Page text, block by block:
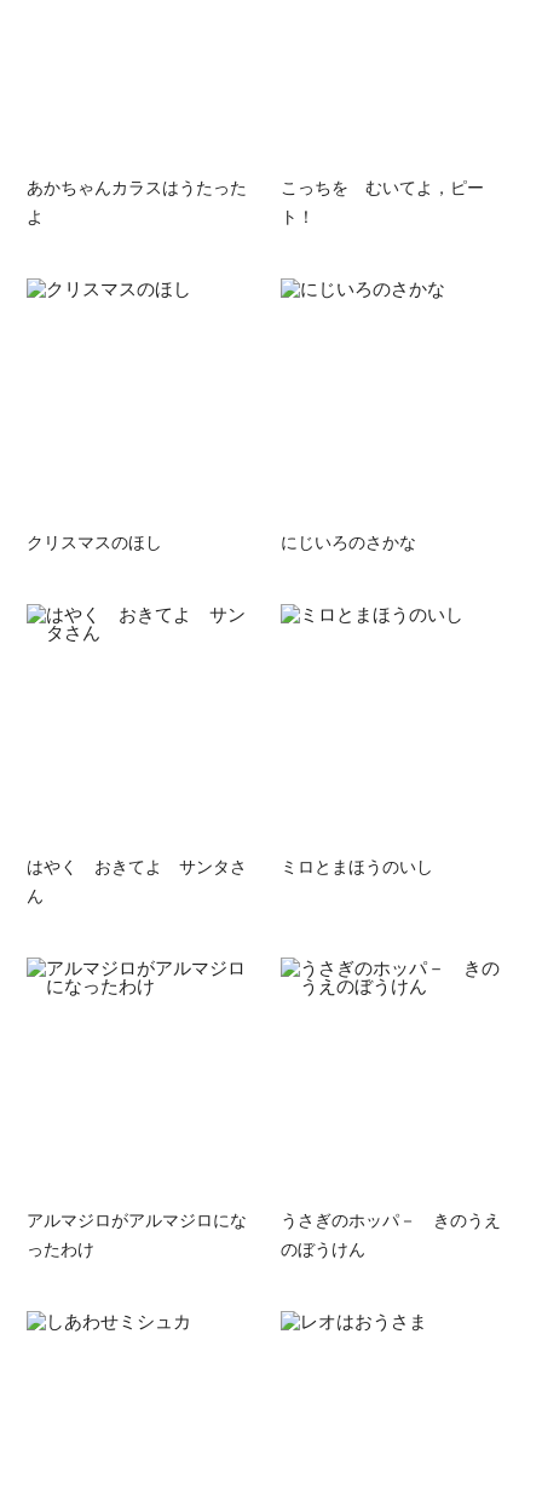
あかちゃんカラスはうたった
よ
こっちを むいてよ，ピー
ト！
クリスマスのほし にじいろのさかな
はやく おきてよ サンタさ
ん
ミロとまほうのいし
アルマジロがアルマジロにな
ったわけ
うさぎのホッパ－ きのうえ
のぼうけん